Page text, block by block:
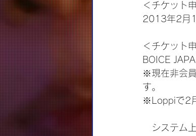
＜チケット
2013年2月
＜チケット
BOICE
※現在非会
す。
※Loppiで2
システム上